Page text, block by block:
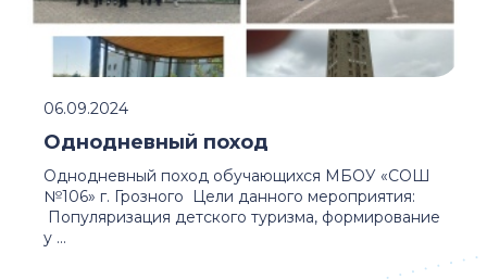
Однодневный поход обучающихся МБОУ «СОШ
№106» г. Грозного Цели данного мероприятия:
Популяризация детского туризма, формирование
у ...
Однодневный поход
06.09.2024